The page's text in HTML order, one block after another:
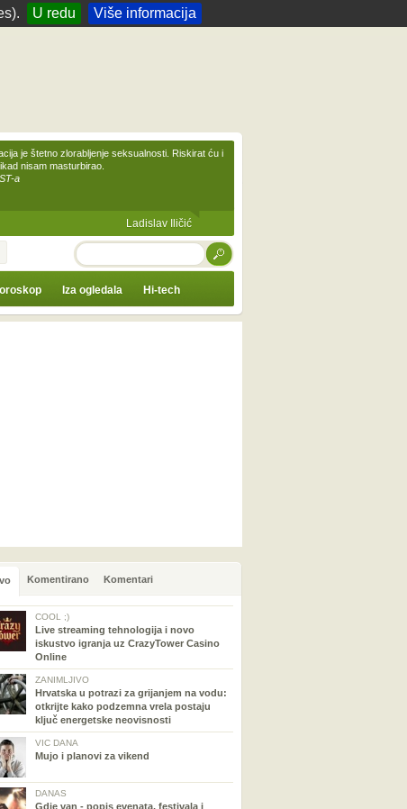
U redu Više informacija
je štetno zlorabljenje seksualnosti. Riskirat ću i
nisam masturbirao.
a
Ladislav Iličić
TRAŽI
Iza ogledala Hi-tech
Komentirano Komentari
COOL ;)
Live streaming tehnologija i novo
iskustvo igranja uz CrazyTower Casino
Online
ZANIMLJIVO
Hrvatska u potrazi za grijanjem na vodu:
otkrijte kako podzemna vrela postaju
ključ energetske neovisnosti
VIC DANA
Mujo i planovi za vikend
DANAS
Gdje van - popis evenata, festivala i